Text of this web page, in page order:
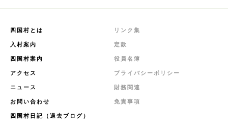
四国村とは
入村案内
四国村案内
アクセス
ニュース
お問い合わせ
四国村日記（過去ブログ）
リンク集
定款
役員名簿
プライバシーポリシー
財務関連
免責事項